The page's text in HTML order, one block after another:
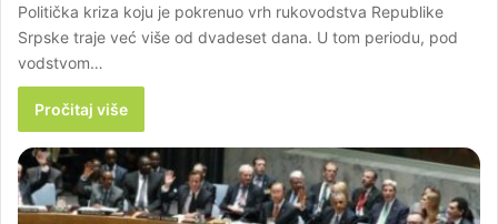
Politička kriza koju je pokrenuo vrh rukovodstva Republike
Srpske traje već više od dvadeset dana. U tom periodu, pod
vodstvom…
Pročitaj više